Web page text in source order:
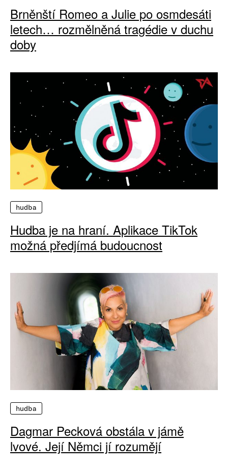
Brněnští Romeo a Julie po osmdesáti
letech… rozmělněná tragédie v duchu
doby
hudba
Hudba je na hraní. Aplikace TikTok
možná předjímá budoucnost
hudba
Dagmar Pecková obstála v jámě
lvové. Její Němci jí rozumějí